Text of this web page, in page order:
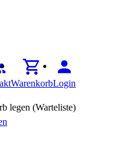
WarenkorbLogin
legen (Warteliste)